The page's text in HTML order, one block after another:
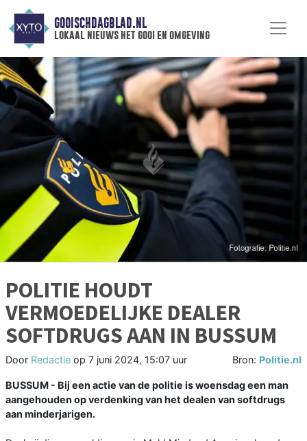
GOOISCHDAGBLAD.NL
lokaal nieuws het gooi en omgeving
POLITIE HOUDT
VERMOEDELIJKE DEALER
SOFTDRUGS AAN IN BUSSUM
Door Redactie op 7 juni 2024, 15:07 uur Bron: Politie.nl
BUSSUM - Bij een actie van de politie is woensdag een man
aangehouden op verdenking van het dealen van softdrugs
aan minderjarigen.